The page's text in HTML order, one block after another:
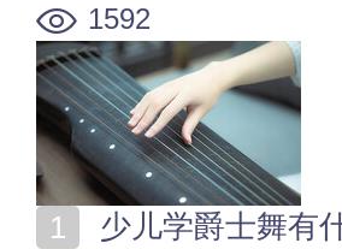
1592
少儿学爵士舞有